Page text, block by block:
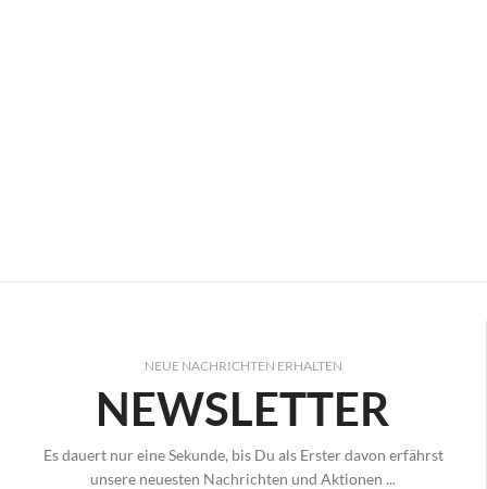
NEUE NACHRICHTEN ERHALTEN
NEWSLETTER
Es dauert nur eine Sekunde, bis Du als Erster davon erfährst
unsere neuesten Nachrichten und Aktionen ...